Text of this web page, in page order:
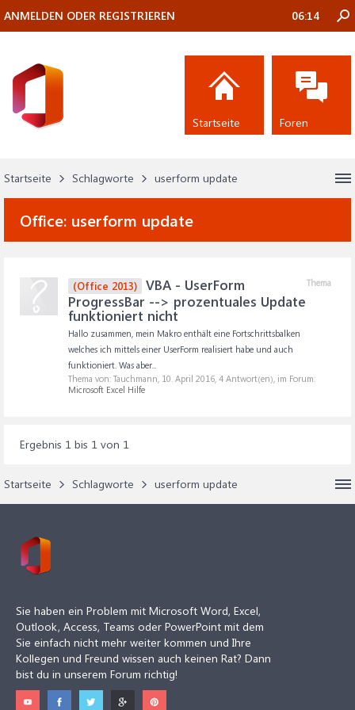
Startseite Schlagworte userform update
Office: userform update
Thema
(Office 2013)
VBA - UserForm
ProgressBar --> prozentuales Update
funktioniert nicht
Hallo zusammen, mein Makro enthält eine Fortschrittsbalken
welches ich mittels einer UserForm realisiert habe und auch
funktioniert. Was aber...
Thema von: Tauchmann, 10. April 2016, 4 Antwort(en), im Forum:
Microsoft Excel Hilfe
Ergebnis 1 bis 1 von 1
Startseite Schlagworte userform update
ANMELDEN ODER REGISTRIEREN 06:14
Startseite Foren
Sie haben ein Problem mit Microsoft Word, Excel,
Outlook, Access, Teams oder PowerPoint mit dem
Sie einfach nicht mehr weiter kommen und Ihre
Kollegen und Freund wissen auch keinen Rat? Dann
bist du in unserem Forum richtig!